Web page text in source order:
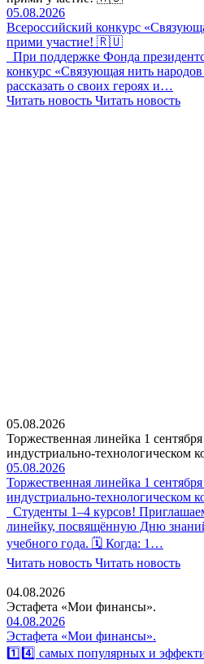
05.08.2026
Всероссийский конкурс
прими участие! 🇷🇺
При поддержке Фонда
конкурс «Связующая нить
рассказать о своих героях и…
Читать новость Читать новость
05.08.2026
Торжественная линейка 1
индустриально-технологическом
05.08.2026
Торжественная линейка 1
индустриально-технологическом
Студенты 1–4 курсов!
линейку, посвящённую Дню
учебного года. 🗓 Когда: 1…
Читать новость Читать новость
04.08.2026
Эстафета «Мои финансы».
04.08.2026
Эстафета «Мои финансы».
1️⃣4️⃣ самых популярных и